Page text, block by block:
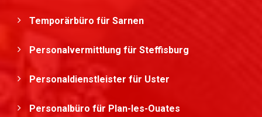
Temporärbüro für Sarnen
Personalvermittlung für Steffisburg
Personaldienstleister für Uster
Personalbüro für Plan-les-Ouates